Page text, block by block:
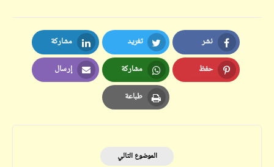
نشر
Facebook
تغريد
Twitter
مشاركة
LinkedIn
حفظ
Pinterest
مشاركة
Whatsapp
إرسال
Email
طباعة
Print
الموضوع التالي